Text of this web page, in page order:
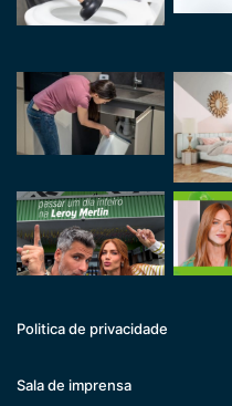
Politica de privacidade
Sala de imprensa